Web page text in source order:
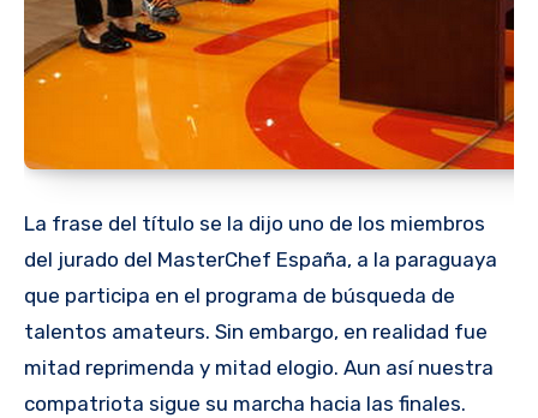
La frase del título se la dijo uno de los miembros
del jurado del MasterChef España, a la paraguaya
que participa en el programa de búsqueda de
talentos amateurs. Sin embargo, en realidad fue
mitad reprimenda y mitad elogio. Aun así nuestra
compatriota sigue su marcha hacia las finales.